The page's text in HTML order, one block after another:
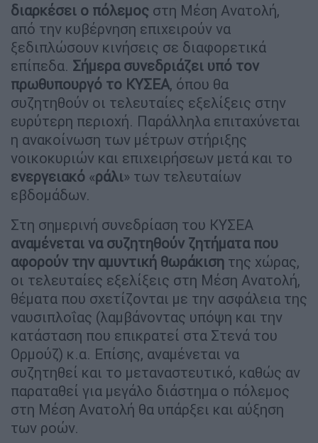
διαρκέσει ο πόλεμος στη Μέση Ανατολή,
από την κυβέρνηση επιχειρούν να
ξεδιπλώσουν κινήσεις σε διαφορετικά
επίπεδα. Σήμερα συνεδριάζει υπό τον
πρωθυπουργό το ΚΥΣΕΑ, όπου θα
συζητηθούν οι τελευταίες εξελίξεις στην
ευρύτερη περιοχή. Παράλληλα επιταχύνεται
η ανακοίνωση των μέτρων στήριξης
νοικοκυριών και επιχειρήσεων μετά και το
ενεργειακό «ράλι» των τελευταίων
εβδομάδων.
Στη σημερινή συνεδρίαση του ΚΥΣΕΑ
αναμένεται να συζητηθούν ζητήματα που
αφορούν την αμυντική θωράκιση της χώρας,
οι τελευταίες εξελίξεις στη Μέση Ανατολή,
θέματα που σχετίζονται με την ασφάλεια της
ναυσιπλοΐας (λαμβάνοντας υπόψη και την
κατάσταση που επικρατεί στα Στενά του
Ορμούζ) κ.α. Επίσης, αναμένεται να
συζητηθεί και το μεταναστευτικό, καθώς αν
παραταθεί για μεγάλο διάστημα ο πόλεμος
στη Μέση Ανατολή θα υπάρξει και αύξηση
των ροών.